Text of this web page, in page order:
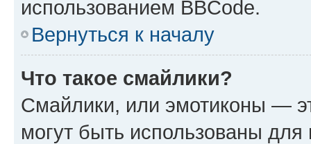
использованием BBCode.
Вернуться к началу
Что такое смайлики?
Смайлики, или эмотиконы —
могут быть использованы